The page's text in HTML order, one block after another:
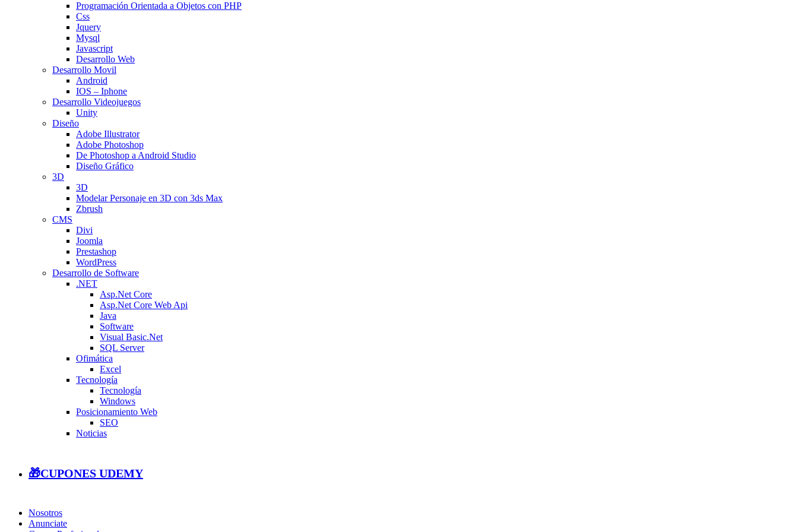
Programación Orientada a Objetos con PHP
Css
Jquery
Mysql
Javascript
Desarrollo Web
Desarrollo Movil
Android
IOS – Iphone
Desarrollo Videojuegos
Unity
Diseño
Adobe Illustrator
Adobe Photoshop
De Photoshop a Android Studio
Diseño Gráfico
3D
3D
Modelar Personaje en 3D con 3ds Max
Zbrush
CMS
Divi
Joomla
Prestashop
WordPress
Desarrollo de Software
.NET
Asp.Net Core
Asp.Net Core Web Api
Java
Software
Visual Basic.Net
SQL Server
Ofimática
Excel
Tecnología
Tecnología
Windows
Posicionamiento Web
SEO
Noticias
🎁CUPONES UDEMY
Nosotros
Anunciate